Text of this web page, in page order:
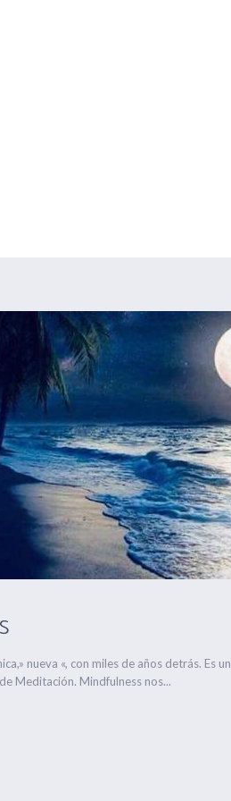
nueva «, con miles de años detrás. Es un
Meditación. Mindfulness nos...